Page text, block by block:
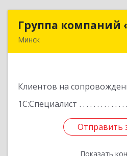
Группа компаний
Минск
Клиентов на
1С:Специалист
Отправить
Показать
Группа
Отправить
Назад